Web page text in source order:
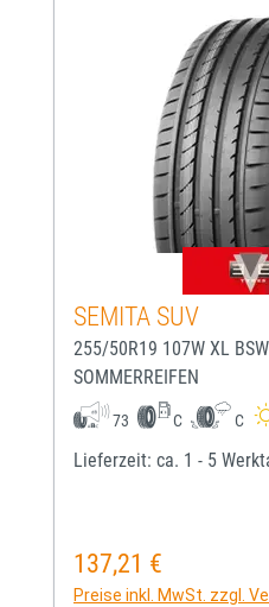
SEMITA SUV
255/50R19 107W XL BSW
SOMMERREIFEN
73 C C
Lieferzeit: ca. 1 - 5
Regulärer Preis:
137,21 €
Preise inkl. MwSt. zzgl.